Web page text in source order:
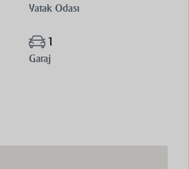
Yatak Odası
1
Garaj